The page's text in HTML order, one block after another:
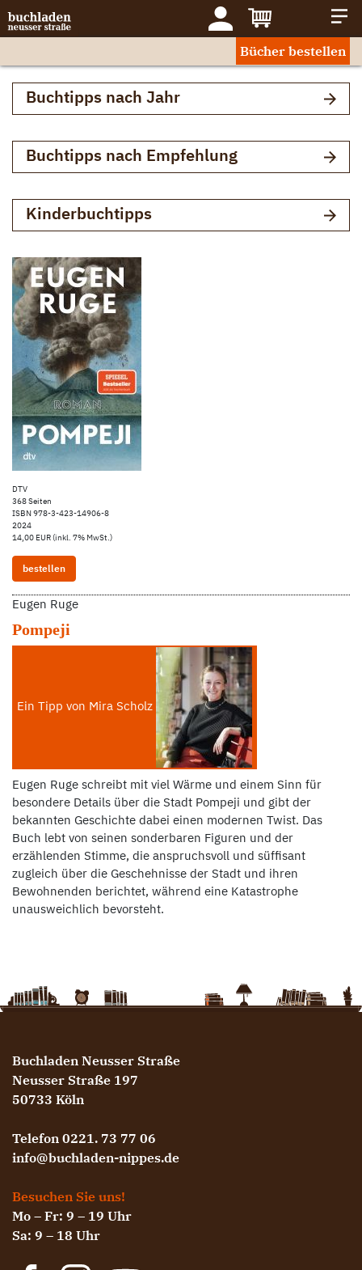
Bücher bestellen
Buchtipps nach Jahr
Buchtipps nach Empfehlung
Kinderbuchtipps
DTV
368 Seiten
ISBN 978-3-423-14906-8
2024
14,00 EUR (inkl. 7% MwSt.)
bestellen
Eugen Ruge
Pompeji
Ein Tipp von Mira Scholz
Eugen Ruge schreibt mit viel Wärme und einem Sinn für
besondere Details über die Stadt Pompeji und gibt der
bekannten Geschichte dabei einen modernen Twist. Das
Buch lebt von seinen sonderbaren Figuren und der
erzählenden Stimme, die anspruchsvoll und süffisant
zugleich über die Geschehnisse der Stadt und ihren
Bewohnenden berichtet, während eine Katastrophe
unausweichlich bevorsteht.
Buchladen Neusser Straße
Neusser Straße 197
50733 Köln
Telefon 0221. 73 77 06
info@buchladen-nippes.de
Besuchen Sie uns!
Mo – Fr: 9 – 19 Uhr
Sa: 9 – 18 Uhr